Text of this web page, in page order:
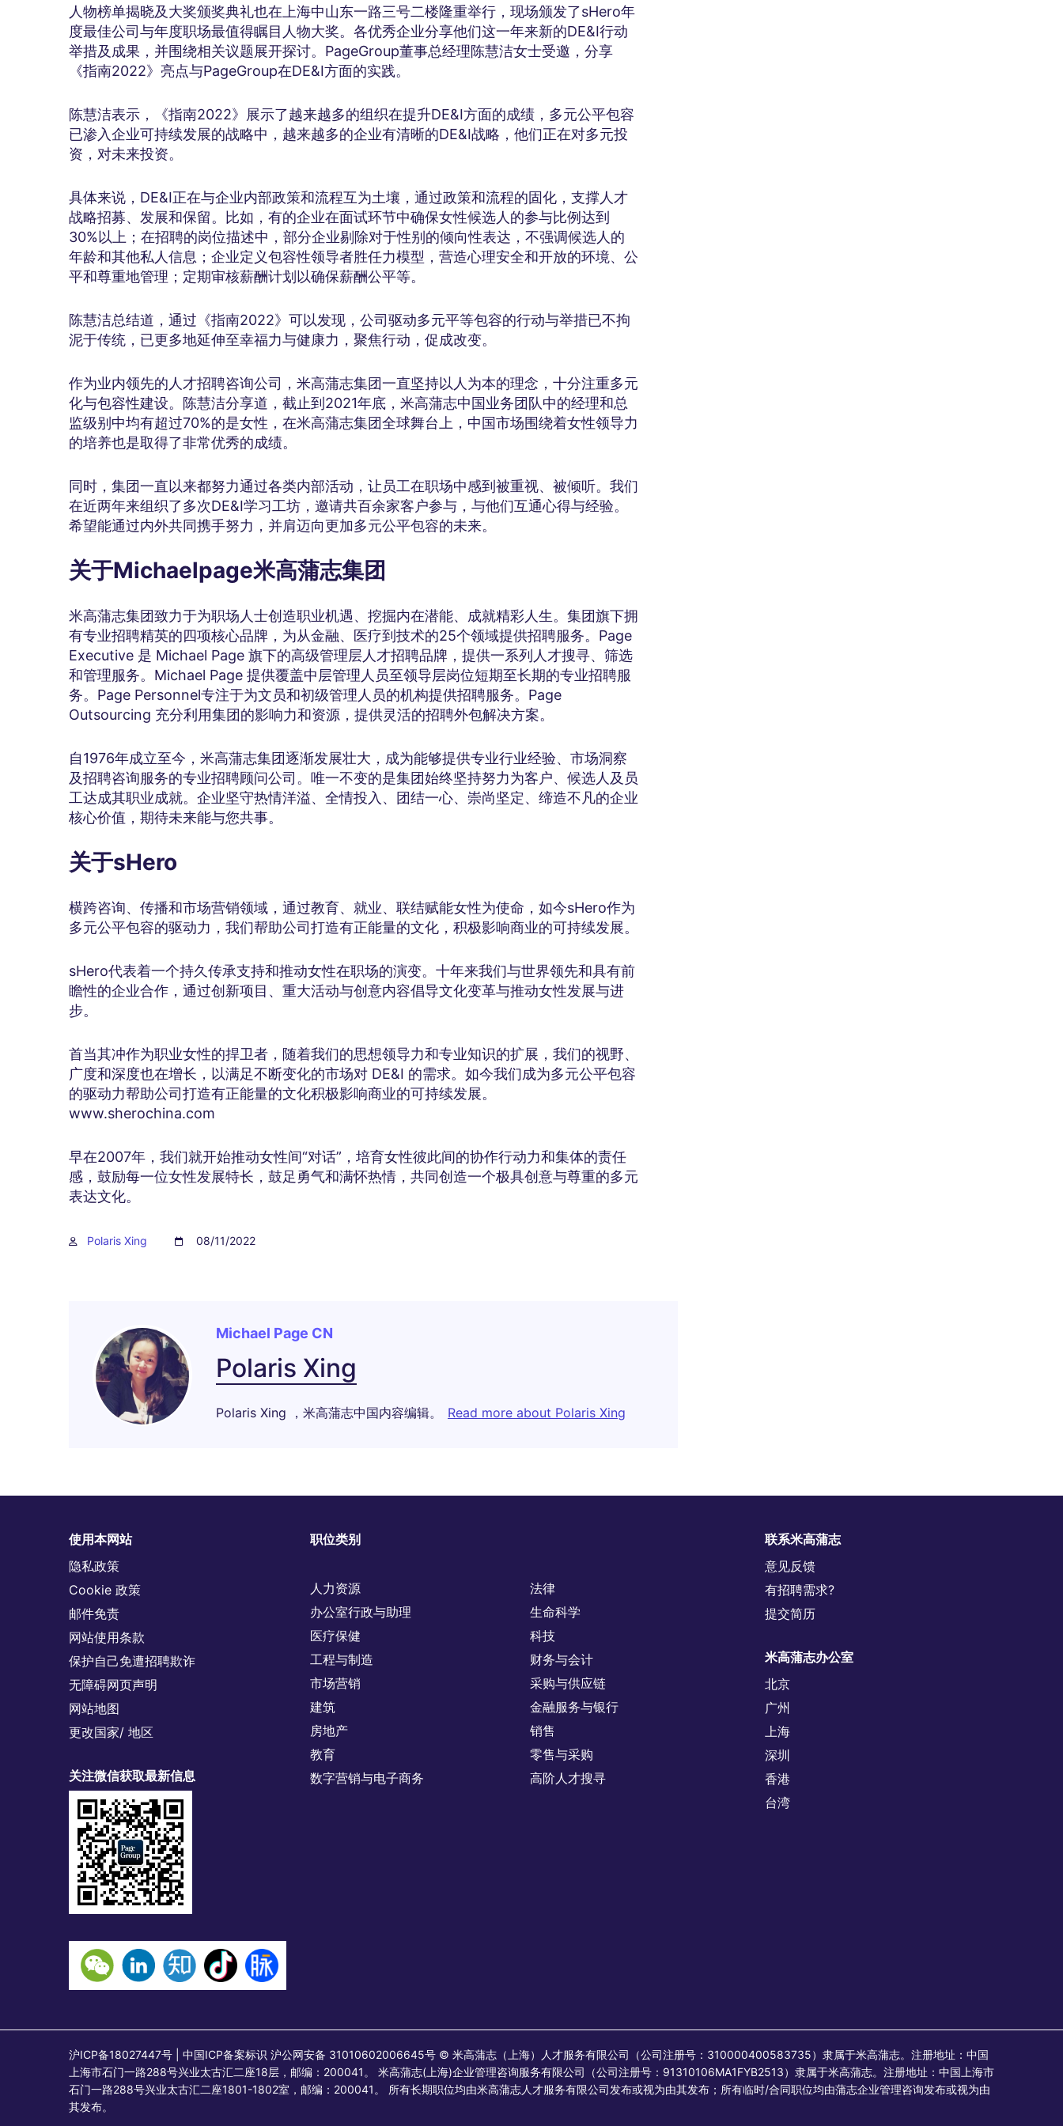
人物榜单揭晓及大奖颁奖典礼也在上海中山东一路三号二楼隆重举行，现场颁发了sHero年
度最佳公司与年度职场最值得瞩目人物大奖。各优秀企业分享他们这一年来新的DE&I行动
举措及成果，并围绕相关议题展开探讨。PageGroup董事总经理陈慧洁女士受邀，分享
《指南2022》亮点与PageGroup在DE&I方面的实践。
陈慧洁表示，《指南2022》展示了越来越多的组织在提升DE&I方面的成绩，多元公平包容
已渗入企业可持续发展的战略中，越来越多的企业有清晰的DE&I战略，他们正在对多元投
资，对未来投资。
具体来说，DE&I正在与企业内部政策和流程互为土壤，通过政策和流程的固化，支撑人才
战略招募、发展和保留。比如，有的企业在面试环节中确保女性候选人的参与比例达到
30%以上；在招聘的岗位描述中，部分企业剔除对于性别的倾向性表达，不强调候选人的
年龄和其他私人信息；企业定义包容性领导者胜任力模型，营造心理安全和开放的环境、公
平和尊重地管理；定期审核薪酬计划以确保薪酬公平等。
陈慧洁总结道，通过《指南2022》可以发现，公司驱动多元平等包容的行动与举措已不拘
泥于传统，已更多地延伸至幸福力与健康力，聚焦行动，促成改变。
作为业内领先的人才招聘咨询公司，米高蒲志集团一直坚持以人为本的理念，十分注重多元
化与包容性建设。陈慧洁分享道，截止到2021年底，米高蒲志中国业务团队中的经理和总
监级别中均有超过70%的是女性，在米高蒲志集团全球舞台上，中国市场围绕着女性领导力
的培养也是取得了非常优秀的成绩。
同时，集团一直以来都努力通过各类内部活动，让员工在职场中感到被重视、被倾听。我们
在近两年来组织了多次DE&I学习工坊，邀请共百余家客户参与，与他们互通心得与经验。
希望能通过内外共同携手努力，并肩迈向更加多元公平包容的未来。
关于Michaelpage米高蒲志集团
米高蒲志集团致力于为职场人士创造职业机遇、挖掘内在潜能、成就精彩人生。集团旗下拥
有专业招聘精英的四项核心品牌，为从金融、医疗到技术的25个领域提供招聘服务。Page
Executive 是 Michael Page 旗下的高级管理层人才招聘品牌，提供一系列人才搜寻、筛选
和管理服务。Michael Page 提供覆盖中层管理人员至领导层岗位短期至长期的专业招聘服
务。Page Personnel专注于为文员和初级管理人员的机构提供招聘服务。Page
Outsourcing 充分利用集团的影响力和资源，提供灵活的招聘外包解决方案。
自1976年成立至今，米高蒲志集团逐渐发展壮大，成为能够提供专业行业经验、市场洞察
及招聘咨询服务的专业招聘顾问公司。唯一不变的是集团始终坚持努力为客户、候选人及员
工达成其职业成就。企业坚守热情洋溢、全情投入、团结一心、崇尚坚定、缔造不凡的企业
核心价值，期待未来能与您共事。
关于sHero
横跨咨询、传播和市场营销领域，通过教育、就业、联结赋能女性为使命，如今sHero作为
多元公平包容的驱动力，我们帮助公司打造有正能量的文化，积极影响商业的可持续发展。
sHero代表着一个持久传承支持和推动女性在职场的演变。十年来我们与世界领先和具有前
瞻性的企业合作，通过创新项目、重大活动与创意内容倡导文化变革与推动女性发展与进
步。
首当其冲作为职业女性的捍卫者，随着我们的思想领导力和专业知识的扩展，我们的视野、
广度和深度也在增长，以满足不断变化的市场对 DE&I 的需求。如今我们成为多元公平包容
的驱动力帮助公司打造有正能量的文化积极影响商业的可持续发展。
www.sherochina.com
早在2007年，我们就开始推动女性间“对话”，培育女性彼此间的协作行动力和集体的责任
感，鼓励每一位女性发展特长，鼓足勇气和满怀热情，共同创造一个极具创意与尊重的多元
表达文化。
Polaris Xing 08/11/2022
Michael Page CN
Polaris Xing
Polaris Xing ，米高蒲志中国内容编辑。 Read more about Polaris Xing
使用本网站
隐私政策
Cookie 政策
邮件免责
网站使用条款
保护自己免遭招聘欺诈
无障碍网页声明
网站地图
更改国家/ 地区
关注微信获取最新信息
职位类别
人力资源
办公室行政与助理
医疗保健
工程与制造
市场营销
建筑
房地产
教育
数字营销与电子商务
法律
生命科学
科技
财务与会计
采购与供应链
金融服务与银行
销售
零售与采购
高阶人才搜寻
联系米高蒲志
意见反馈
有招聘需求?
提交简历
米高蒲志办公室
北京
广州
上海
深圳
香港
台湾
沪ICP备18027447号 | 中国ICP备案标识 沪公网安备 31010602006645号 © 米高蒲志（上海）人才服务有限公司（公司注册号：310000400583735）隶属于米高蒲志。注册地址：中国
上海市石门一路288号兴业太古汇二座18层，邮编：200041。 米高蒲志(上海)企业管理咨询服务有限公司（公司注册号：91310106MA1FYB2513）隶属于米高蒲志。注册地址：中国上海市
石门一路288号兴业太古汇二座1801-1802室，邮编：200041。 所有长期职位均由米高蒲志人才服务有限公司发布或视为由其发布；所有临时/合同职位均由蒲志企业管理咨询发布或视为由
其发布。